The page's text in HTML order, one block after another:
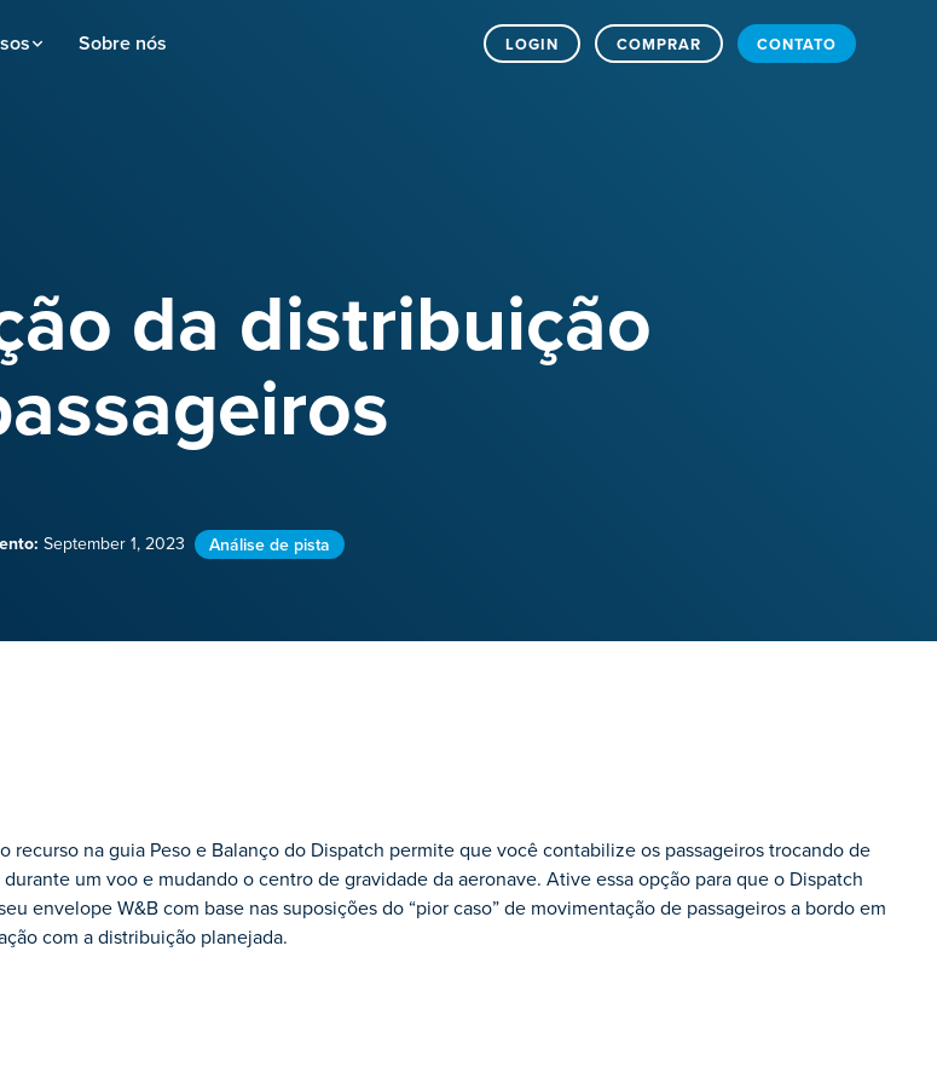
Sobre nós LOGIN COMPRAR CONTATO
da distribuição
September 1, 2023 Análise de pista
recurso na guia Peso e Balanço do Dispatch permite que você contabilize os passageiros trocando de
durante um voo e mudando o centro de gravidade da aeronave. Ative essa opção para que o Dispatch
envelope W&B com base nas suposições do “pior caso” de movimentação de passageiros a bordo em
com a distribuição planejada.